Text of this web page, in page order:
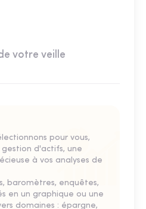
votre veille
pour vous,
d'actifs, une
à vos analyses de
baromètres, enquêtes,
en un graphique ou une
domaines : épargne,